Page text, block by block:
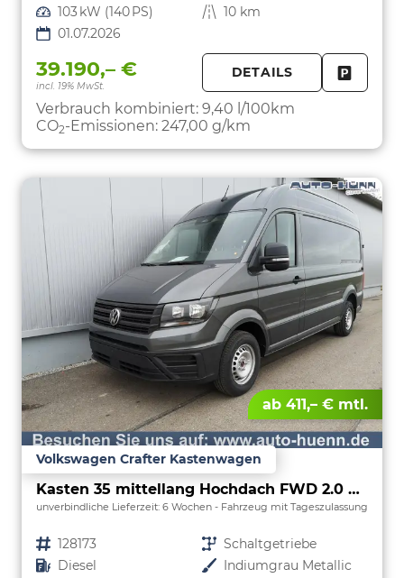
Leistung 103 kW (140 PS) Kilometerstand 10 km
01.07.2026
39.190,– €
incl. 19% MwSt.
DETAILS
Verbrauch kombiniert: 9,40 l/100km
CO2-Emissionen: 247,00 g/km
ab 411,– € mtl.
Volkswagen Crafter Kastenwagen
Kasten 35 mittellang Hochdach FWD 2.0 TDI L3H3 AHK Kamera 270 Grad App PDC GRA
unverbindliche Lieferzeit: 6 Wochen Fahrzeug mit Tageszulassung
Fahrzeugnr. 128173 Getriebe Schaltgetriebe
Kraftstoff Diesel Außenfarbe Indiumgrau Metallic